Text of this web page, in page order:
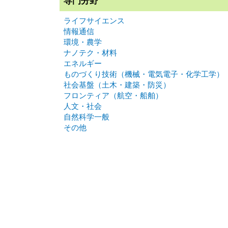
ライフサイエンス
情報通信
環境・農学
ナノテク・材料
エネルギー
ものづくり技術（機械・電気電子・化学工学）
社会基盤（土木・建築・防災）
フロンティア（航空・船舶）
人文・社会
自然科学一般
その他